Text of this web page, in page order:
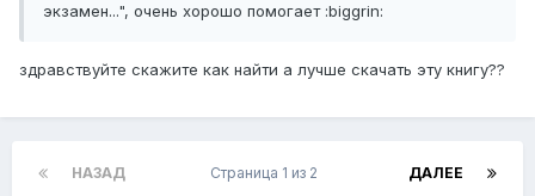
экзамен...", очень хорошо помогает :biggrin:
здравствуйте скажите как найти а лучше скачать эту книгу??
НАЗАД ДАЛЕЕ
Страница 1 из 2